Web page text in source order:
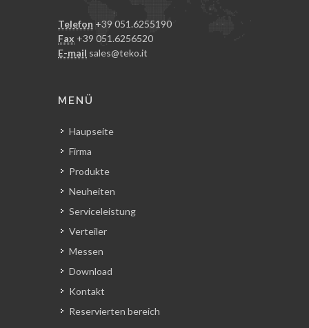
Telefon +39 051.6255190
Fax +39 051.6256520
E-mail sales@teko.it
MENÜ
Haupseite
Firma
Produkte
Neuheiten
Serviceleistung
Verteiler
Messen
Download
Kontakt
Reservierten bereich